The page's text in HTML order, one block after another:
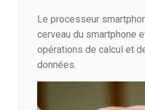
Le processeur
cerveau du smartphone
opérations de calcul et
données.